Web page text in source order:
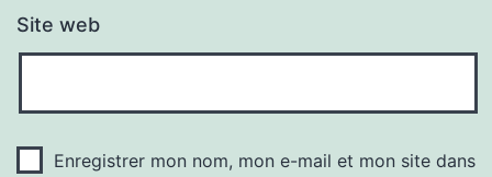
Site web
Enregistrer mon nom, mon e-mail et mon site dans